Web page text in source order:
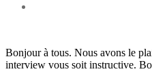
Bonjour à tous. Nous avons le
interview vous soit instructive.